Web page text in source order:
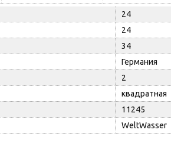
24
24
34
Германия
2
квадратная
11245
WeltWasser